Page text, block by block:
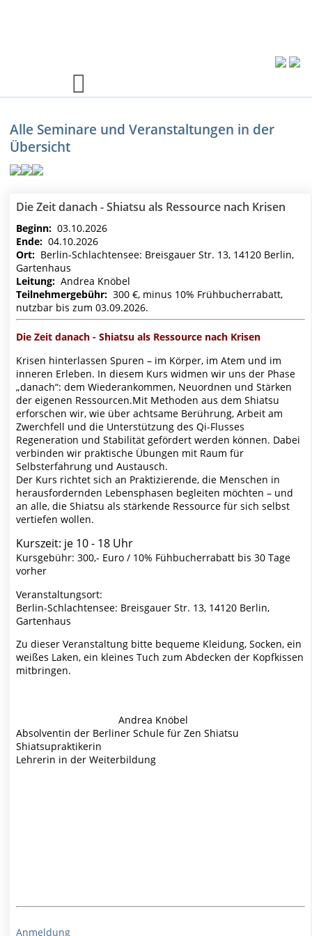
Alle Seminare und Veranstaltungen in der
Übersicht
Die Zeit danach - Shiatsu als Ressource nach Krisen
Beginn:03.10.2026
Ende:04.10.2026
Ort:Berlin-Schlachtensee: Breisgauer Str. 13, 14120 Berlin,
Gartenhaus
Leitung:Andrea Knöbel
Teilnehmergebühr:300 €, minus 10% Frühbucherrabatt,
nutzbar bis zum 03.09.2026.
Die Zeit danach - Shiatsu als Ressource nach Krisen
Krisen hinterlassen Spuren – im Körper, im Atem und im
inneren Erleben. In diesem Kurs widmen wir uns der Phase
„danach“: dem Wiederankommen, Neuordnen und Stärken
der eigenen Ressourcen.Mit Methoden aus dem Shiatsu
erforschen wir, wie über achtsame Berührung, Arbeit am
Zwerchfell und die Unterstützung des Qi-Flusses
Regeneration und Stabilität gefördert werden können. Dabei
verbinden wir praktische Übungen mit Raum für
Selbsterfahrung und Austausch.
Der Kurs richtet sich an Praktizierende, die Menschen in
herausfordernden Lebensphasen begleiten möchten – und
an alle, die Shiatsu als stärkende Ressource für sich selbst
vertiefen wollen.
Kurszeit: je 10 - 18 Uhr
Kursgebühr: 300,- Euro / 10% Fühbucherrabatt bis 30 Tage
vorher
Veranstaltungsort:
Berlin-Schlachtensee: Breisgauer Str. 13, 14120 Berlin,
Gartenhaus
Zu dieser Veranstaltung bitte bequeme Kleidung, Socken, ein
weißes Laken, ein kleines Tuch zum Abdecken der Kopfkissen
mitbringen.
Andrea Knöbel
Absolventin der Berliner Schule für Zen Shiatsu
Shiatsupraktikerin
Lehrerin in der Weiterbildung
Anmeldung